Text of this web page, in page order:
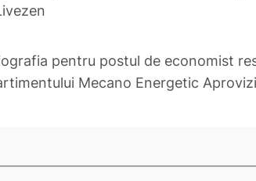
pentru postul de economist
Mecano Energetic